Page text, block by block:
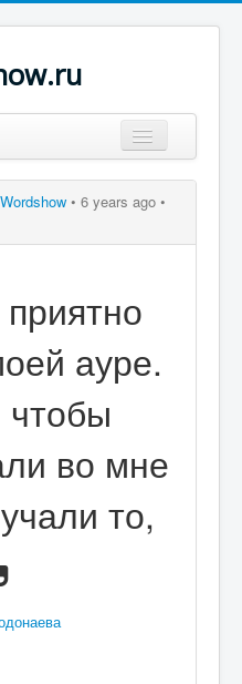
Wordshow • 6 years ago •
ауре.
во мне
то,